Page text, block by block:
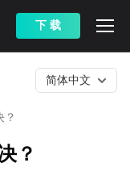
下 载
简体中文
？